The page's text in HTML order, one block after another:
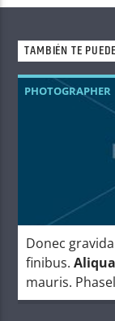
TAMBIÉN TE
PHOTOGRAPHER
Donec
finibus.
mauris.
fringilla.